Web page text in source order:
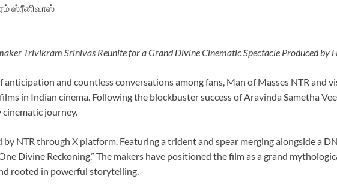
ஸ்ரீனிவாஸ்
Trivikram Srinivas Reunite for a Grand Divine Cinematic Spectacle Produced by
anticipation and countless conversations among fans, Man of Masses NTR and
in Indian cinema. Following the blockbuster success of Aravinda Sametha
journey.
NTR through X platform. Featuring a trident and spear merging alongside a
Divine Reckoning.” The makers have positioned the film as a grand
rooted in powerful storytelling.